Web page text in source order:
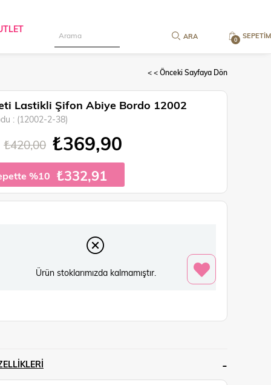
SEPETIM
0
< < Önceki Sayfaya Dön
Lastikli Şifon Abiye Bordo 12002
(12002-2-38)
₺420,00 ₺369,90
%10 ₺332,91
Ürün stoklarımızda kalmamıştır.